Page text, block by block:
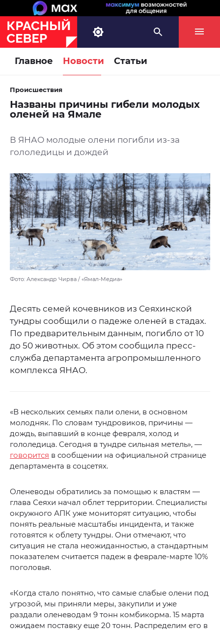
Главное Новости Статьи
Происшествия
Названы причины гибели молодых
оленей на Ямале
В ЯНАО молодые олени погибли из-за
гололедицы и дождей
Фото: Александр Чирва / «Ямал-Медиа»
Десять семей кочевников из Сеяхинской
тундры сообщили о падеже оленей в стадах.
По предварительным данным, погибло от 10
до 50 животных. Об этом сообщила пресс-
служба департамента агропромышленного
комплекса ЯНАО.
«В нескольких семьях пали олени, в основном
молодняк. По словам тундровиков, причины —
дождь, выпавший в конце февраля, холод и
гололедица. Сегодня в тундре сильная метель», —
говорится в сообщении на официальной странице
департамента в соцсетях.
Оленеводы обратились за помощью к властям —
глава Сеяхи начал облет территории. Специалисты
окружного АПК уже мониторят ситуацию, чтобы
понять реальные масштабы инцидента, и также
готовятся к облету тундры. Они отмечают, что
ситуация не стала неожиданностью, а стандартным
показателем считается падеж в феврале-марте 10%
поголовья.
«Когда стало понятно, что самые слабые олени под
угрозой, мы приняли меры, закупили и уже
раздали оленеводам 9 тонн комбикорма. 15 марта
ожидаем поставку еще 20 тонн. Распределим его в